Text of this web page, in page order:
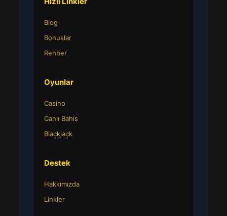
Blog
Bonuslar
Rehber
Oyunlar
Casino
Canlı Bahis
Blackjack
Destek
Hakkımızda
Linkler